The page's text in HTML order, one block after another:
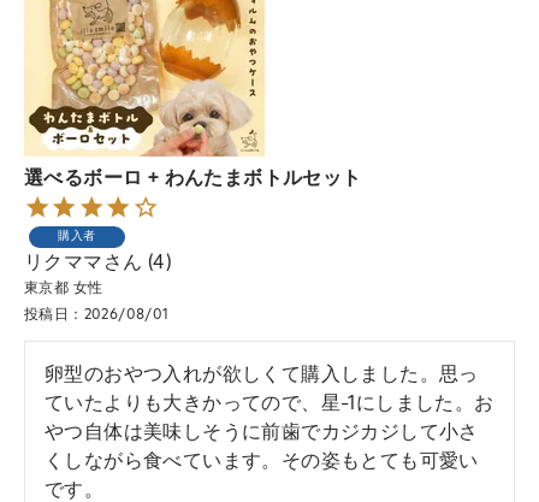
選べるボーロ + わんたまボトルセット
購入者
リクママ 4
東京都 女性
投稿日
2026/08/01
卵型のおやつ入れが欲しくて購入しました。思っ
ていたよりも大きかってので、星-1にしました。お
やつ自体は美味しそうに前歯でカジカジして小さ
くしながら食べています。その姿もとても可愛い
です。